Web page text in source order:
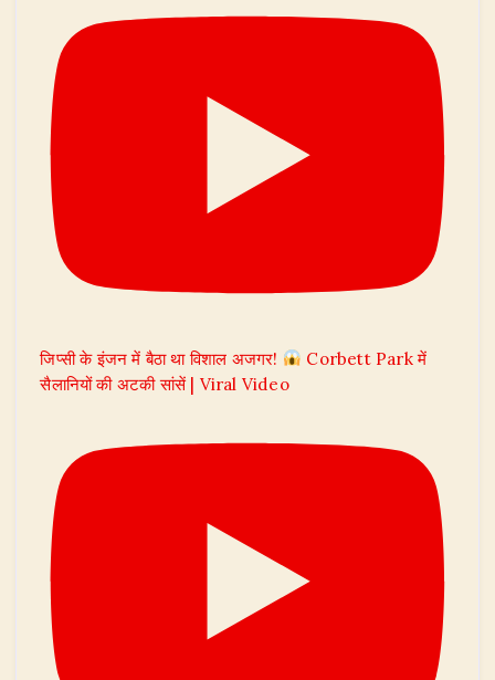
जिप्सी के इंजन में बैठा था विशाल अजगर!
Corbett Park में
सैलानियों की अटकी सांसें | Viral Video